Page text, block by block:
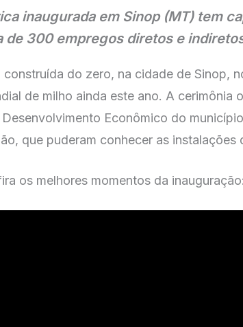
inaugurada em Sinop (MT) tem
300 empregos diretos e
construída do zero, na cidade de Sinop,
de milho ainda este ano. A
Econômico do
que puderam conhecer as instalações
os melhores momentos da